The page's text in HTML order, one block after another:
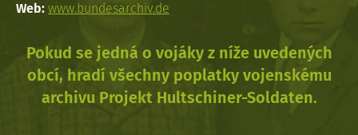
Web: www.bundesarchiv.de
Pokud se jedná o vojáky z níže uvedených
obcí, hradí všechny poplatky vojenskému
archivu Projekt Hultschiner-Soldaten.